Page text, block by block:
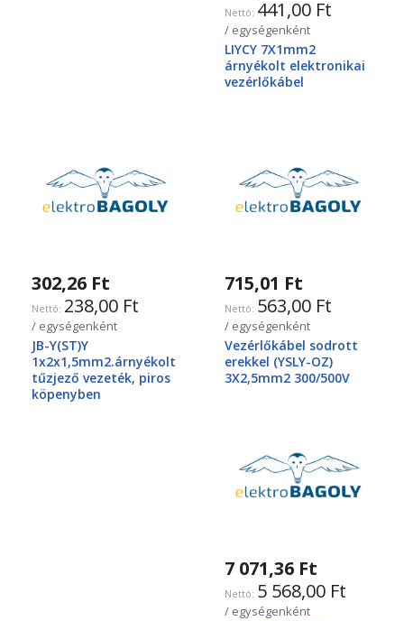
441,00 Ft
/ egységenként
LIYCY 7X1mm2
árnyékolt elektronikai
vezérlőkábel
302,26 Ft
238,00 Ft
/ egységenként
JB-Y(ST)Y
1x2x1,5mm2.árnyékolt
tűzjező vezeték, piros
köpenyben
715,01 Ft
563,00 Ft
/ egységenként
Vezérlőkábel sodrott
erekkel (YSLY-OZ)
3X2,5mm2 300/500V
7 071,36 Ft
5 568,00 Ft
/ egységenként